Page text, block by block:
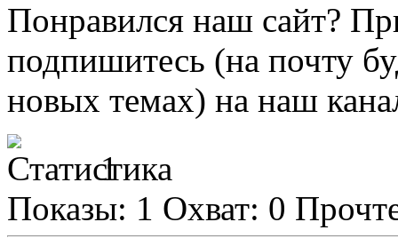
Понравился наш сайт?
подпишитесь (на почту
новых темах) на наш
1
Показы: 1 Охват: 0